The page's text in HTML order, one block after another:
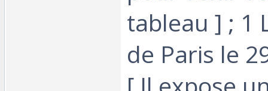
tableau ] ; 1
de Paris le